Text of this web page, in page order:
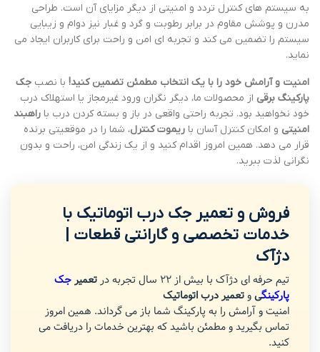
به سیستم های کنترل تردد و امنیتی از دیگر مزایای آن است. طراحی
مدرن و پوشش مقاوم در برابر رطوبت و گرد و غبار نیز دوام و زیبایی
سیستم را تضمین می کند و تجربه ای امن و راحت برای کاربران ایجاد می
نماید.
امنیت و آرامش خود را با یک انتخاب مطمئن تضمین کنید! با نصب جک
پارکینگ برقی از محصولات ما، دیگر نگران ورود غیرمجاز یا استهلاک درب
خود نخواهید بود. تجربه راحتی واقعی در باز و بسته کردن درب با راهبند
امنیتی و امکان کنترل آسان با ریموت کنترل، شما را در موقعیتی برنده
قرار می دهد. همین امروز اقدام کنید و از یک زندگی امن، راحت و بدون
نگرانی لذت ببرید.
فروش و تعمیر جک درب اتوماتیک با
خدمات تخصصی و گارانتی قطعات |
دژآک
تیم حرفه ای دژآک با بیش از 22 سال تجربه در تعمیرجک
پارکینگیوتعمیر درب اتوماتیک
امنیت و آرامش را به پارکینگ شما باز می گرداند. همین امروز
تماس بگیرید و مطمئن باشید که بهترین خدمات را دریافت می
کنید.